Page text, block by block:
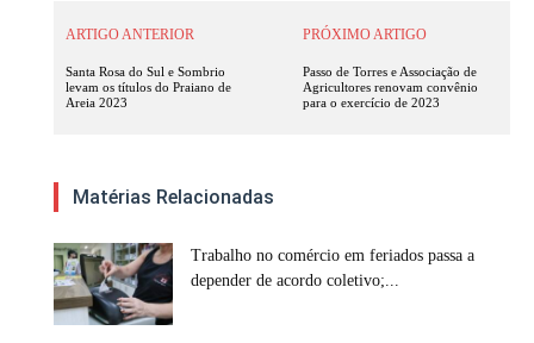
ARTIGO ANTERIOR
Santa Rosa do Sul e Sombrio
levam os títulos do Praiano de
Areia 2023
PRÓXIMO ARTIGO
Passo de Torres e Associação de
Agricultores renovam convênio
para o exercício de 2023
Matérias Relacionadas
Trabalho no comércio em feriados passa a
depender de acordo coletivo;...